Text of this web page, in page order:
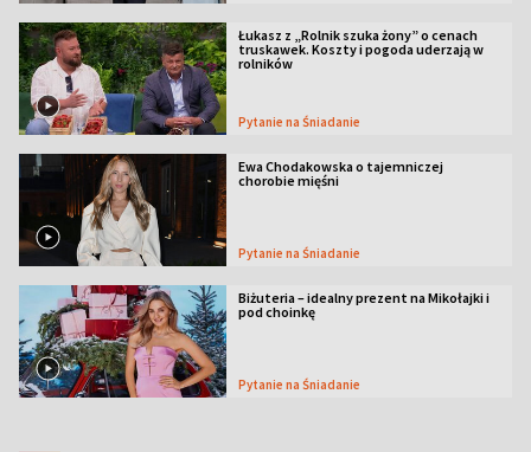
Łukasz z „Rolnik szuka żony” o cenach
truskawek. Koszty i pogoda uderzają w
rolników
Pytanie na Śniadanie
Ewa Chodakowska o tajemniczej
chorobie mięśni
Pytanie na Śniadanie
Biżuteria – idealny prezent na Mikołajki i
pod choinkę
Pytanie na Śniadanie